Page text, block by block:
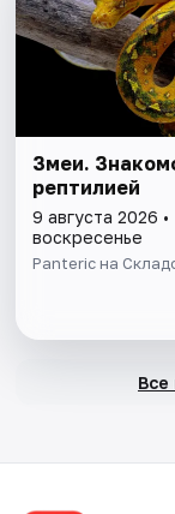
Змеи.
рептилией
9 августа 2026 •
воскресенье
Panteric на
Все